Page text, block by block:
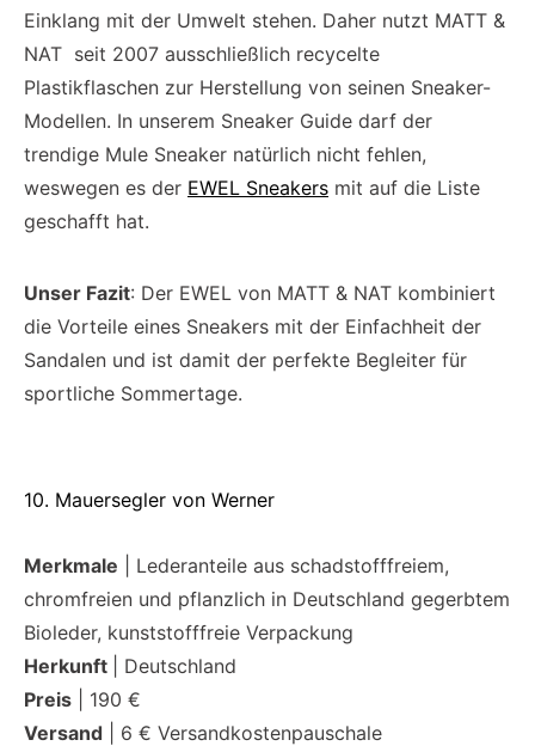
Einklang mit der Umwelt stehen. Daher nutzt MATT &
NAT seit 2007 ausschließlich recycelte
Plastikflaschen zur Herstellung von seinen Sneaker-
Modellen. In unserem Sneaker Guide darf der
trendige Mule Sneaker natürlich nicht fehlen,
weswegen es der EWEL Sneakers mit auf die Liste
geschafft hat.
Unser Fazit: Der EWEL von MATT & NAT kombiniert
die Vorteile eines Sneakers mit der Einfachheit der
Sandalen und ist damit der perfekte Begleiter für
sportliche Sommertage.
10. Mauersegler von Werner
Merkmale | Lederanteile aus schadstofffreiem,
chromfreien und pflanzlich in Deutschland gegerbtem
Bioleder, kunststofffreie Verpackung
Herkunft
| Deutschland
Preis | 190 €
Versand | 6 € Versandkostenpauschale